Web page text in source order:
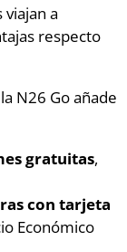
a
respecto
N26 Go añade
gratuitas,
con tarjeta
Económico